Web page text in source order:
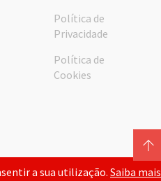
a sua utilização. Saiba mais
Política de
Privacidade
Política de
Cookies